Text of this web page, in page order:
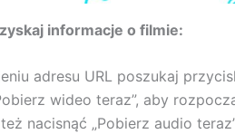
informacje o filmie:
adresu URL poszukaj
wideo teraz”, aby
nacisnąć „Pobierz audio